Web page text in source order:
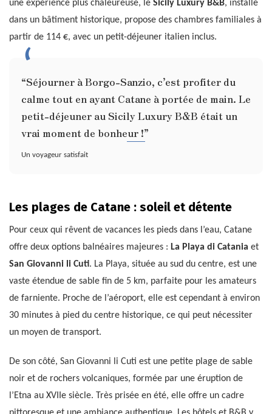
une expérience plus chaleureuse, le Sicily Luxury B&B, installé
dans un bâtiment historique, propose des chambres familiales à
partir de 114 €, avec un petit-déjeuner italien inclus.
“Séjourner à Borgo-Sanzio, c’est profiter du
calme tout en ayant Catane à portée de main. Le
petit-déjeuner au Sicily Luxury B&B était un
vrai moment de bonheur !”
Un voyageur satisfait
Les plages de Catane : soleil et détente
Pour ceux qui rêvent de vacances les pieds dans l’eau, Catane
offre deux options balnéaires majeures : La Playa di Catania et
San Giovanni li Cuti. La Playa, située au sud du centre, est une
vaste étendue de sable fin de 5 km, parfaite pour les amateurs
de farniente. Proche de l’aéroport, elle est cependant à environ
30 minutes à pied du centre historique, ce qui peut nécessiter
un moyen de transport.
De son côté, San Giovanni li Cuti est une petite plage de sable
noir et de rochers volcaniques, formée par une éruption de
l’Etna au XVIIe siècle. Très prisée en été, elle offre un cadre